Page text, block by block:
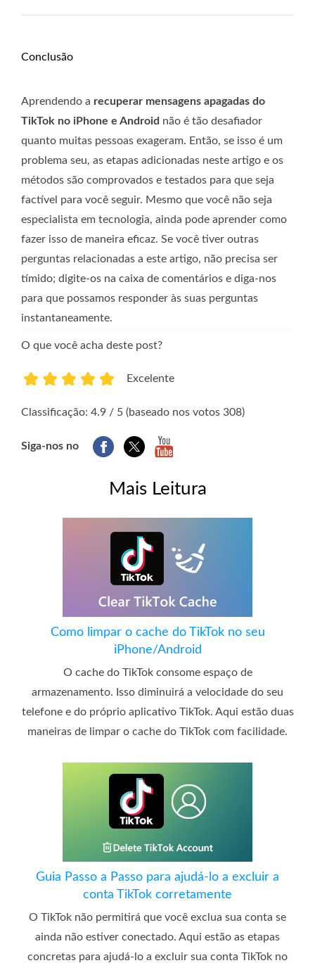
Conclusão
Aprendendo a recuperar mensagens apagadas do
TikTok no iPhone e Android não é tão desafiador
quanto muitas pessoas exageram. Então, se isso é um
problema seu, as etapas adicionadas neste artigo e os
métodos são comprovados e testados para que seja
factível para você seguir. Mesmo que você não seja
especialista em tecnologia, ainda pode aprender como
fazer isso de maneira eficaz. Se você tiver outras
perguntas relacionadas a este artigo, não precisa ser
tímido; digite-os na caixa de comentários e diga-nos
para que possamos responder às suas perguntas
instantaneamente.
O que você acha deste post?
Excelente
Classificação: 4.9 / 5 (baseado nos votos 308)
Siga-nos no
Mais Leitura
Como limpar o cache do TikTok no seu
iPhone/Android
O cache do TikTok consome espaço de
armazenamento. Isso diminuirá a velocidade do seu
telefone e do próprio aplicativo TikTok. Aqui estão duas
maneiras de limpar o cache do TikTok com facilidade.
Guia Passo a Passo para ajudá-lo a excluir a
conta TikTok corretamente
O TikTok não permitirá que você exclua sua conta se
ainda não estiver conectado. Aqui estão as etapas
concretas para ajudá-lo a excluir sua conta TikTok no